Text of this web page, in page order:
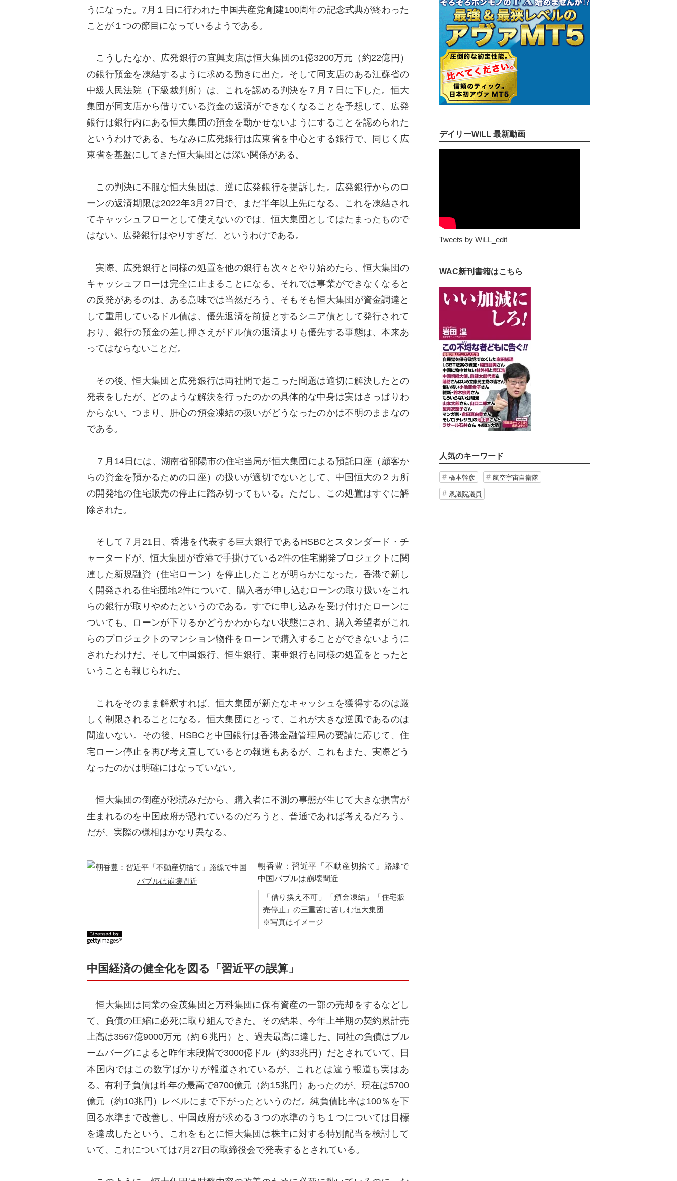
うになった。7月１日に行われた中国共産党創建100周年の記念式典が終わった
ことが１つの節目になっているようである。
こうしたなか、広発銀行の宜興支店は恒大集団の1億3200万元（約22億円）
の銀行預金を凍結するように求める動きに出た。そして同支店のある江蘇省の
中級人民法院（下級裁判所）は、これを認める判決を７月７日に下した。恒大
集団が同支店から借りている資金の返済ができなくなることを予想して、広発
銀行は銀行内にある恒大集団の預金を動かせないようにすることを認められた
というわけである。ちなみに広発銀行は広東省を中心とする銀行で、同じく広
東省を基盤にしてきた恒大集団とは深い関係がある。
この判決に不服な恒大集団は、逆に広発銀行を提訴した。広発銀行からのロ
ーンの返済期限は2022年3月27日で、まだ半年以上先になる。これを凍結され
てキャッシュフローとして使えないのでは、恒大集団としてはたまったもので
はない。広発銀行はやりすぎだ、というわけである。
実際、広発銀行と同様の処置を他の銀行も次々とやり始めたら、恒大集団の
キャッシュフローは完全に止まることになる。それでは事業ができなくなると
の反発があるのは、ある意味では当然だろう。そもそも恒大集団が資金調達と
して重用しているドル債は、優先返済を前提とするシニア債として発行されて
おり、銀行の預金の差し押さえがドル債の返済よりも優先する事態は、本来あ
ってはならないことだ。
その後、恒大集団と広発銀行は両社間で起こった問題は適切に解決したとの
発表をしたが、どのような解決を行ったのかの具体的な中身は実はさっぱりわ
からない。つまり、肝心の預金凍結の扱いがどうなったのかは不明のままなの
である。
７月14日には、湖南省邵陽市の住宅当局が恒大集団による預託口座（顧客か
らの資金を預かるための口座）の扱いが適切でないとして、中国恒大の２カ所
の開発地の住宅販売の停止に踏み切ってもいる。ただし、この処置はすぐに解
除された。
そして７月21日、香港を代表する巨大銀行であるHSBCとスタンダード・チ
ャータードが、恒大集団が香港で手掛けている2件の住宅開発プロジェクトに関
連した新規融資（住宅ローン）を停止したことが明らかになった。香港で新し
く開発される住宅団地2件について、購入者が申し込むローンの取り扱いをこれ
らの銀行が取りやめたというのである。すでに申し込みを受け付けたローンに
ついても、ローンが下りるかどうかわからない状態にされ、購入希望者がこれ
らのプロジェクトのマンション物件をローンで購入することができないように
されたわけだ。そして中国銀行、恒生銀行、東亜銀行も同様の処置をとったと
いうことも報じられた。
これをそのまま解釈すれば、恒大集団が新たなキャッシュを獲得するのは厳
しく制限されることになる。恒大集団にとって、これが大きな逆風であるのは
間違いない。その後、HSBCと中国銀行は香港金融管理局の要請に応じて、住
宅ローン停止を再び考え直しているとの報道もあるが、これもまた、実際どう
なったのかは明確にはなっていない。
恒大集団の倒産が秒読みだから、購入者に不測の事態が生じて大きな損害が
生まれるのを中国政府が恐れているのだろうと、普通であれば考えるだろう。
だが、実際の様相はかなり異なる。
朝香豊：習近平「不動産切捨て」路線で
中国バブルは崩壊間近
「借り換え不可」「預金凍結」「住宅販
売停止」の三重苦に苦しむ恒大集団
※写真はイメージ
中国経済の健全化を図る「習近平の誤算」
恒大集団は同業の金茂集団と万科集団に保有資産の一部の売却をするなどし
て、負債の圧縮に必死に取り組んできた。その結果、今年上半期の契約累計売
上高は3567億9000万元（約６兆円）と、過去最高に達した。同社の負債はブル
ームバーグによると昨年末段階で3000億ドル（約33兆円）だとされていて、日
本国内ではこの数字ばかりが報道されているが、これとは違う報道も実はあ
る。有利子負債は昨年の最高で8700億元（約15兆円）あったのが、現在は5700
億元（約10兆円）レベルにまで下がったというのだ。純負債比率は100％を下
回る水準まで改善し、中国政府が求める３つの水準のうち１つについては目標
を達成したという。これをもとに恒大集団は株主に対する特別配当を検討して
いて、これについては7月27日の取締役会で発表するとされている。
デイリーWiLL 最新動画
Tweets by WiLL_edit
WAC新刊書籍はこちら
人気のキーワード
橋本幹彦 航空宇宙自衛隊
衆議院議員